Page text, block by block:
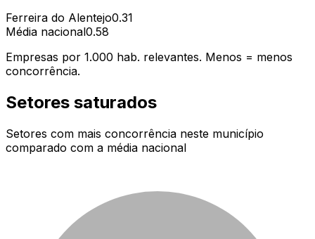
Ferreira do Alentejo0.31
Média nacional0.58
Empresas por 1.000 hab. relevantes. Menos = menos
concorrência.
Setores saturados
Setores com mais concorrência neste município
comparado com a média nacional